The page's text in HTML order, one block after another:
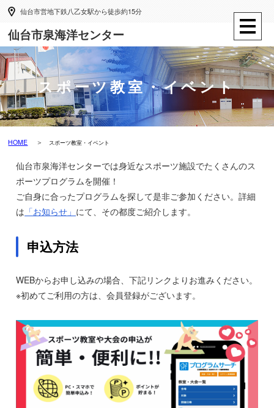
仙台市営地下鉄八乙女駅から徒歩約15分
仙台市泉海洋センター
スポーツ教室・イベント
HOME スポーツ教室・イベント
仙台市泉海洋センターでは身近なスポーツ施設でたくさんのス
ポーツプログラムを開催！
ご自身に合ったプログラムを探して是非ご参加ください。詳細
は 「お知らせ」 にて、その都度ご紹介します。
申込方法
WEBからお申し込みの場合、下記リンクよりお進みください。
※初めてご利用の方は、会員登録がございます。